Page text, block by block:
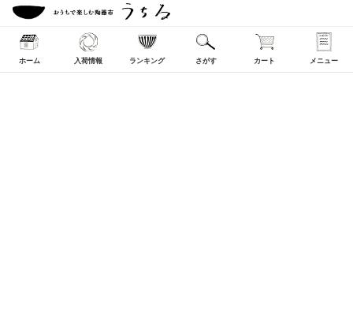
ホーム 入荷情報 ランキング さがす カート メニュー